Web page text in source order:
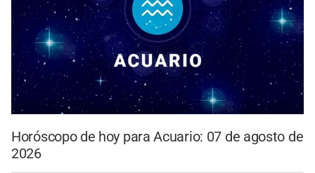
Horóscopo de hoy para Acuario: 07 de agosto de
2026